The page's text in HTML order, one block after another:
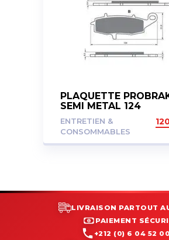
PLAQUETTE
SEMI METAL 124
ENTRETIEN &
CONSOMMABLES
LIVRAISON PARTOUT
PAIEMENT
+212 (0) 6 04 52